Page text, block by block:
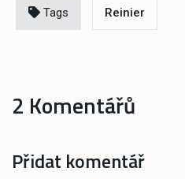
Tags Reinier
2 Komentářů
Přidat komentář